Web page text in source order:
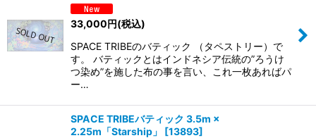
33,000円(税込)
SPACE TRIBEのバティック （タペストリー）で
す。 バティックとはインドネシア伝統の”ろうけ
つ染め”を施した布の事を言い、これ一枚あればパ
ー…
SPACE TRIBEバティック 3.5m ×
2.25m「Starship」
[13893]